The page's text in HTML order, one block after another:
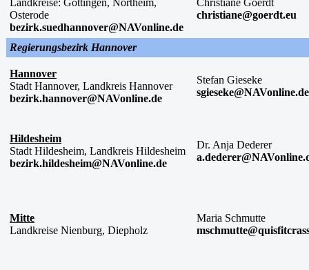
Osterode
bezirk.suedhannover@NAVonline.de
christiane@goerdt.eu
Regierungsbezirk Hannover
Hannover
Stadt Hannover, Landkreis Hannover
bezirk.hannover@NAVonline.de
Stefan Gieseke
sgieseke@NAVonline.de
Hildesheim
Stadt Hildesheim, Landkreis Hildesheim
bezirk.hildesheim@NAVonline.de
Dr. Anja Dederer
Mitte
Landkreise Nienburg, Diepholz
Maria Schmutte